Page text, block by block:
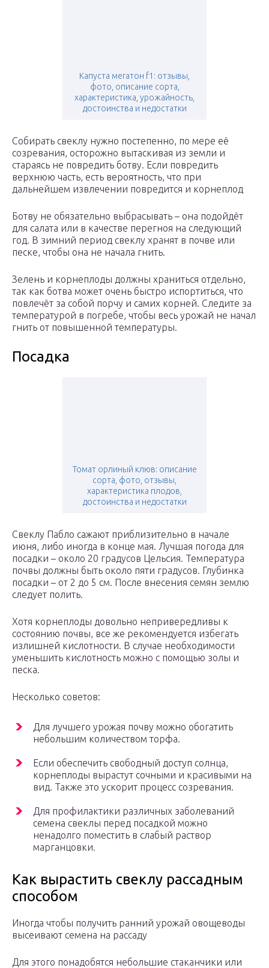
Капуста мегатон f1: отзывы,
фото, описание сорта,
характеристика, урожайность,
достоинства и недостатки
Собирать свеклу нужно постепенно, по мере её
созревания, осторожно вытаскивая из земли и
стараясь не повредить ботву. Если повредить
верхнюю часть, есть вероятность, что при
дальнейшем извлечении повредится и корнеплод
Ботву не обязательно выбрасывать – она подойдёт
для салата или в качестве перегноя на следующий
год. В зимний период свеклу хранят в почве или
песке, чтобы она не начала гнить.
Зелень и корнеплоды должны храниться отдельно,
так как ботва может очень быстро испортиться, что
повлечёт за собой порчу и самих корней. Следите за
температурой в погребе, чтобы весь урожай не начал
гнить от повышенной температуры.
Посадка
Томат орлиный клюв: описание
сорта, фото, отзывы,
характеристика плодов,
достоинства и недостатки
Свеклу Пабло сажают приблизительно в начале
июня, либо иногда в конце мая. Лучшая погода для
посадки – около 20 градусов Цельсия. Температура
почвы должны быть около пяти градусов. Глубинка
посадки – от 2 до 5 см. После внесения семян землю
следует полить.
Хотя корнеплоды довольно непривередливы к
состоянию почвы, все же рекомендуется избегать
излишней кислотности. В случае необходимости
уменьшить кислотность можно с помощью золы и
песка.
Несколько советов:
Для лучшего урожая почву можно обогатить
небольшим количеством торфа.
Если обеспечить свободный доступ солнца,
корнеплоды вырастут сочными и красивыми на
вид. Также это ускорит процесс созревания.
Для профилактики различных заболеваний
семена свеклы перед посадкой можно
ненадолго поместить в слабый раствор
марганцовки.
Как вырастить свеклу рассадным
способом
Иногда чтобы получить ранний урожай овощеводы
высеивают семена на рассаду
Для этого понадобятся небольшие стаканчики или